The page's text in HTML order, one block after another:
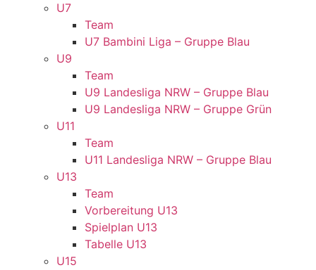
U7
Team
U7 Bambini Liga – Gruppe Blau
U9
Team
U9 Landesliga NRW – Gruppe Blau
U9 Landesliga NRW – Gruppe Grün
U11
Team
U11 Landesliga NRW – Gruppe Blau
U13
Team
Vorbereitung U13
Spielplan U13
Tabelle U13
U15